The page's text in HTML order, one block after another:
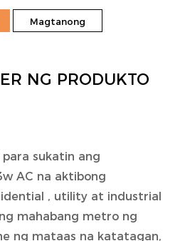
Magtanong
NG PRODUKTO
sukatin ang
AC na aktibong
, utility at industrial
mahabang metro ng
ng mataas na katatagan,